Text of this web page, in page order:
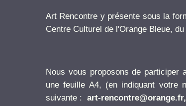
Art Rencontre y présente sous la
Centre Culturel de l'Orange Bleue,
Nous vous proposons de
une feuille A4, (en indiquant votre
suivante : art-rencontre@orange.fr,